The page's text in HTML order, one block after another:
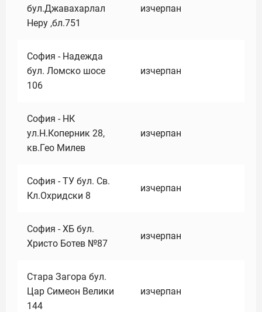
бул.Джавахарлал
Неру ,бл.751
изчерпан
София - Надежда
бул. Ломско шосе
106
изчерпан
София - НК
ул.Н.Коперник 28,
кв.Гео Милев
изчерпан
София - ТУ бул. Св.
Кл.Охридски 8
изчерпан
София - ХБ бул.
Христо Ботев №87
изчерпан
Стара Загора бул.
Цар Симеон Велики
144
изчерпан